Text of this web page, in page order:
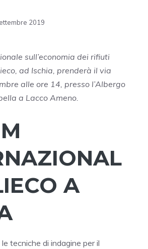
2019
sull’economia dei rifiuti
ad Ischia, prenderà il via
alle ore 14, presso l’Albergo
a Lacco Ameno.
A
tecniche di indagine per il